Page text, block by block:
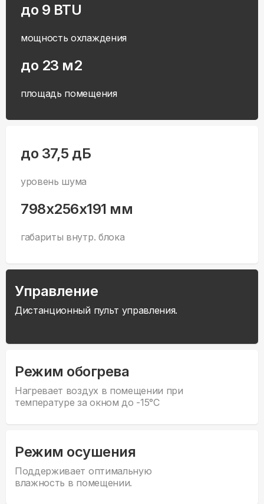
до 9 BTU
мощность охлаждения
до 23 м2
площадь помещения
до 37,5 дБ
уровень шума
798x256x191 мм
габариты внутр. блока
Управление
Дистанционный пульт управления.
Режим обогрева
Нагревает воздух в помещении при
температуре за окном до -15°С
Режим осушения
Поддерживает оптимальную
влажность в помещении.